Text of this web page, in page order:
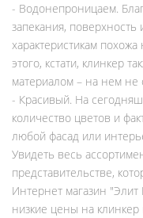
- Водонепроницаем.
запекания, поверхность
характеристикам
этого, кстати, клинкер
материалом – на нем не
- Красивый. На
количество цветов и
любой фасад или
Увидеть весь
представительстве,
Интернет магазин
низкие цены на